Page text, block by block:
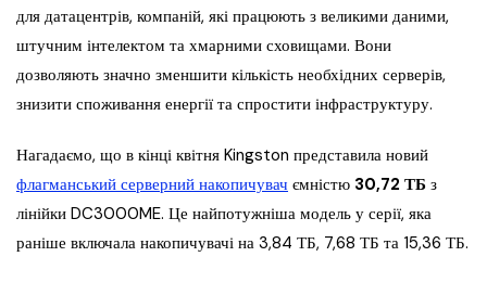
для датацентрів, компаній, які працюють з великими даними,
штучним інтелектом та хмарними сховищами. Вони
дозволяють значно зменшити кількість необхідних серверів,
знизити споживання енергії та спростити інфраструктуру.
Нагадаємо, що в кінці квітня Kingston представила новий
флагманський серверний накопичувач ємністю 30,72 ТБ з
лінійки DC3000ME. Це найпотужніша модель у серії, яка
раніше включала накопичувачі на 3,84 ТБ, 7,68 ТБ та 15,36 ТБ.